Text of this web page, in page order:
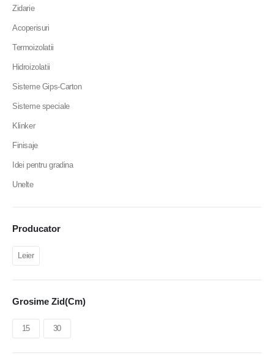
Zidarie
Acoperisuri
Termoizolatii
Hidroizolatii
Sisteme Gips-Carton
Sisteme speciale
Klinker
Finisaje
Idei pentru gradina
Unelte
Producator
Leier
Grosime Zid(cm)
15 30